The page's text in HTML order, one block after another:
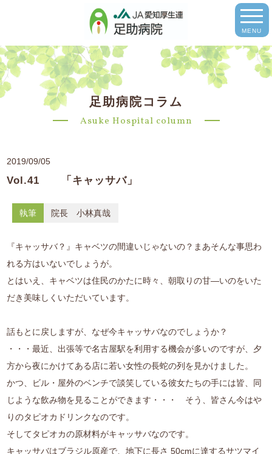
MENU
足助病院コラム
Asuke Hospital column
2019/09/05
Vol.41 「キャッサバ」
執筆 院長 小林真哉
『キャッサバ？』キャベツの間違いじゃないの？まあそんな事思わ
れる方はいないでしょうが。
とはいえ、キャベツは住民のかたに時々、朝取りの甘―いのをいた
だき美味しくいただいています。
話もとに戻しますが、なぜ今キャッサバなのでしょうか？
・・・最近、出張等で名古屋駅を利用する機会が多いのですが、夕
方から夜にかけてある店に若い女性の長蛇の列を見かけました。
かつ、ビル・屋外のベンチで談笑している彼女たちの手には皆、同
じような飲み物を見ることができます・・・ そう、皆さん今はや
りのタピオカドリンクなのです。
そしてタピオカの原材料がキャッサバなのです。
キャッサバはブラジル原産で、地下に長さ 50cmに達するサツマイ